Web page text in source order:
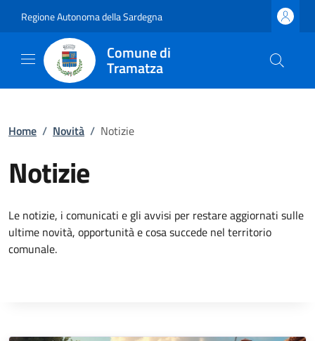
Regione Autonoma della Sardegna
Comune di
Tramatza
Home / Novità / Notizie
Notizie
Le notizie, i comunicati e gli avvisi per restare aggiornati sulle
ultime novità, opportunità e cosa succede nel territorio
comunale.